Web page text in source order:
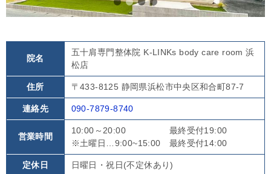
院名
五十肩専門整体院 K-LINKs body care room 浜
松店
住所 〒433-8125 静岡県浜松市中央区和合町87-7
連絡先 090-7879-8740
営業時間
10:00～20:00 最終受付19:00
※土曜日…9:00~15:00 最終受付14:00
定休日 日曜日・祝日(不定休あり)